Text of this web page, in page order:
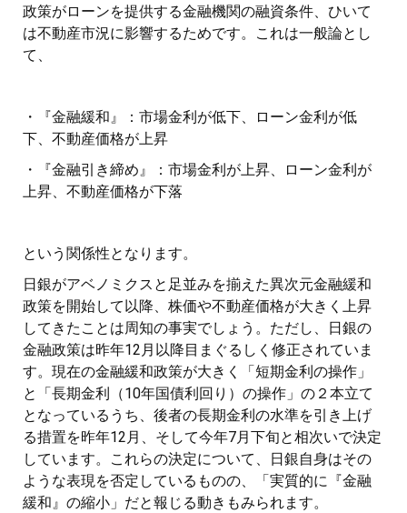
政策がローンを提供する金融機関の融資条件、ひいて
は不動産市況に影響するためです。これは一般論とし
て、
・『金融緩和』：市場金利が低下、ローン金利が低
下、不動産価格が上昇
・『金融引き締め』：市場金利が上昇、ローン金利が
上昇、不動産価格が下落
という関係性となります。
日銀がアベノミクスと足並みを揃えた異次元金融緩和
政策を開始して以降、株価や不動産価格が大きく上昇
してきたことは周知の事実でしょう。ただし、日銀の
金融政策は昨年12月以降目まぐるしく修正されていま
す。現在の金融緩和政策が大きく「短期金利の操作」
と「長期金利（10年国債利回り）の操作」の２本立て
となっているうち、後者の長期金利の水準を引き上げ
る措置を昨年12月、そして今年7月下旬と相次いで決定
しています。これらの決定について、日銀自身はその
ような表現を否定しているものの、「実質的に『金融
緩和』の縮小」だと報じる動きもみられます。